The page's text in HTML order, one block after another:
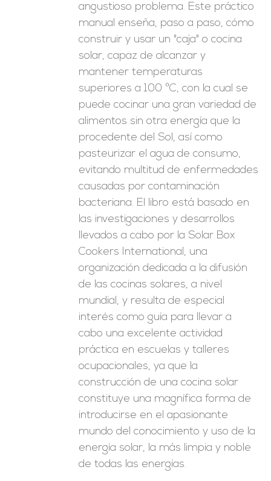
angustioso problema. Este práctico
manual enseña, paso a paso, cómo
construir y usar un "caja" o cocina
solar, capaz de alcanzar y
mantener temperaturas
superiores a 100 ºC, con la cual se
puede cocinar una gran variedad de
alimentos sin otra energía que la
procedente del Sol, así como
pasteurizar el agua de consumo,
evitando multitud de enfermedades
causadas por contaminación
bacteriana. El libro está basado en
las investigaciones y desarrollos
llevados a cabo por la Solar Box
Cookers International, una
organización dedicada a la difusión
de las cocinas solares, a nivel
mundial, y resulta de especial
interés como guía para llevar a
cabo una excelente actividad
práctica en escuelas y talleres
ocupacionales, ya que la
construcción de una cocina solar
constituye una magnífica forma de
introducirse en el apasionante
mundo del conocimiento y uso de la
energía solar, la más limpia y noble
de todas las energías.